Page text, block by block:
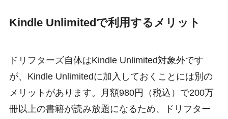
Kindle Unlimitedで利用するメリット
ドリフターズ自体はKindle Unlimited対象外です
が、Kindle Unlimitedに加入しておくことには別の
メリットがあります。月額980円（税込）で200万
冊以上の書籍が読み放題になるため、ドリフター